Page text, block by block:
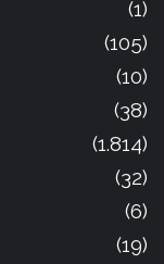
(1)
(105)
(10)
(38)
(1.814)
(32)
(6)
(19)